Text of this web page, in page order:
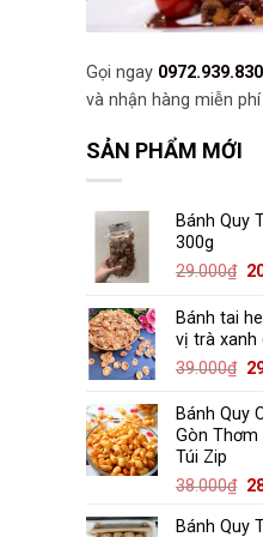
Gọi ngay 0972.939.830
và nhận hàng miễn
SẢN PHẨM MỚI
Bánh Quy
300g
29.000₫
là:
Bánh tai
vị trà xanh
39.000₫
là:
Bánh Quy
Gòn
Túi Zip
38.000₫
là:
Bánh Quy